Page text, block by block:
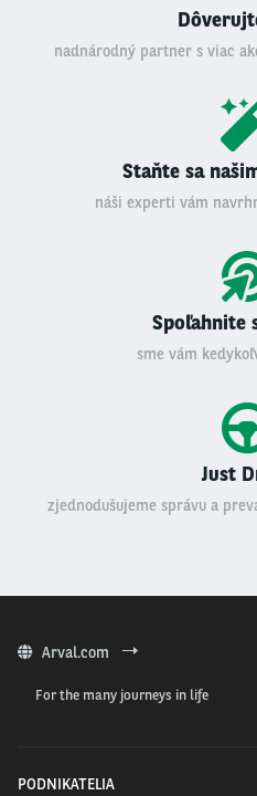
nadnárodný partner s viac
Staňte sa
náši experti vám
Spoľahnite
sme vám
Just
zjednodušujeme správu a
Arval.com
For the many journeys in life
PODNIKATELIA